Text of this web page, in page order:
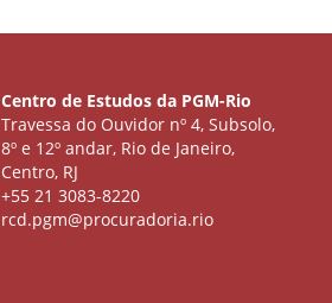
Centro de Estudos da PGM-Rio
Travessa do Ouvidor nº 4, Subsolo,
8º e 12º andar, Rio de Janeiro,
Centro, RJ
+55 21 3083-8220
rcd.pgm@procuradoria.rio